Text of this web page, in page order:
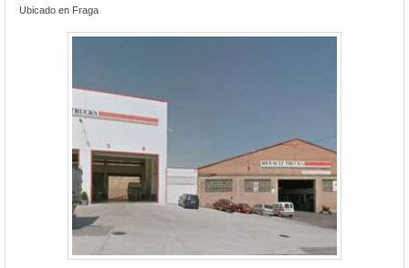
Ubicado en Fraga